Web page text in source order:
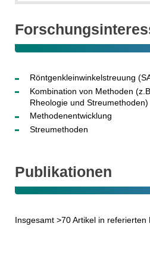
Röntgenkleinwinkelstreuung
Kombination von Methoden
Rheologie und Streumethoden)
Methodenentwicklung
Streumethoden
Publikationen
Insgesamt >70 Artikel in referierten